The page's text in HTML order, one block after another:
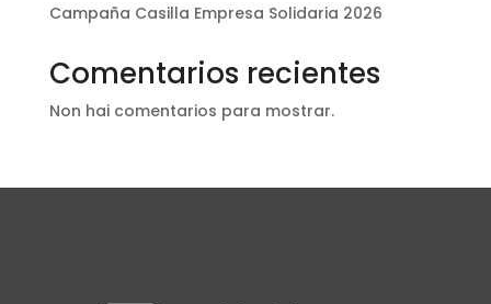
Campaña Casilla Empresa Solidaria 2026
Comentarios recientes
Non hai comentarios para mostrar.